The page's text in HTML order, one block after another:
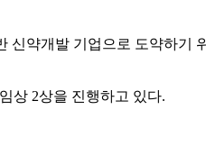
신약개발 기업으로 도약하기
상 2상을 진행하고 있다.